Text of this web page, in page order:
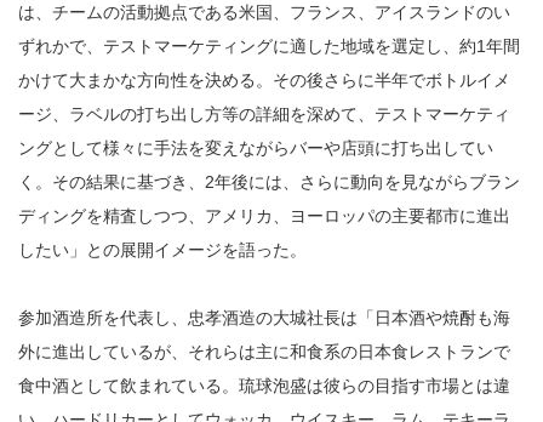
は、チームの活動拠点である米国、フランス、アイスランドのい
ずれかで、テストマーケティングに適した地域を選定し、約1年間
かけて大まかな方向性を決める。その後さらに半年でボトルイメ
ージ、ラベルの打ち出し方等の詳細を深めて、テストマーケティ
ングとして様々に手法を変えながらバーや店頭に打ち出してい
く。その結果に基づき、2年後には、さらに動向を見ながらブラン
ディングを精査しつつ、アメリカ、ヨーロッパの主要都市に進出
したい」との展開イメージを語った。
参加酒造所を代表し、忠孝酒造の大城社長は「日本酒や焼酎も海
外に進出しているが、それらは主に和食系の日本食レストランで
食中酒として飲まれている。琉球泡盛は彼らの目指す市場とは違